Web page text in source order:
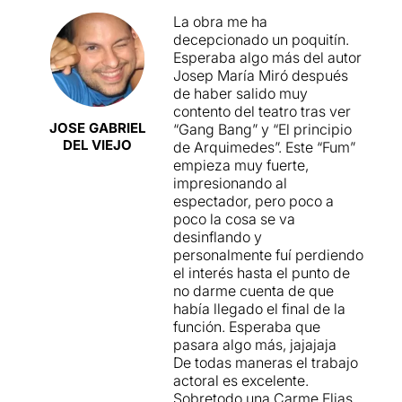
dualitat no amaga la visió
paternalista del primer món
cap als països que volen
canviar el paper que els han
assignat en l'estructura
mundial.
El text està molt ben dirigit
pel mateix autor, que
subratlla les forces
contradictòries dels
conflictes plantejats, amb
una escenografia molt
intel·ligent i funcional. Els
quatre personatges estan
interpretats per dos actors i
dues actrius de primera
línia. Tots estan a l'altura
dels conflictes i fan que
l'espectador es cregui tot el
que veu i es plantegi si té
alguna revolta pendent.
Continuar llegint...
Mirótorna a agitar els pilars
més bàsics de la realitat que
ens envolta amb un total
d’onze escenes inquietants,
incòmodes i
intencionadament
incomplertes. L’autor deEl
principi d’Arquímedessitua
a quatre personatges (dues
parelles) en l’hotel d’un país
postcolonial i volgudament
indeterminat en el mig d’una
revolta ciutadana, per fer
una introspecció emocional
sobre la violència.
L’agressivitat afectiva dels
protagonistes és evident des
de la primera escena. La
necessitat de romandre
reclosos en aquest espai aliè
els obliga a afrontar la
JOSE GABRIEL
DEL VIEJO
La obra me ha
decepcionado un poquitín.
Esperaba algo más del autor
Josep María Miró después
de haber salido muy
contento del teatro tras ver
“Gang Bang” y “El principio
de Arquimedes”. Este “Fum”
empieza muy fuerte,
impresionando al
espectador, pero poco a
poco la cosa se va
desinflando y
personalmente fuí perdiendo
el interés hasta el punto de
no darme cuenta de que
había llegado el final de la
función. Esperaba que
pasara algo más, jajajaja
De todas maneras el trabajo
actoral es excelente.
Sobretodo una Carme Elias